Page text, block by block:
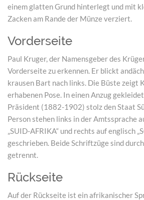
einem glatten Grund hinterlegt und mit
Zacken am Rande der Münze verziert.
Vorderseite
Paul Kruger, der Namensgeber des
Vorderseite zu erkennen. Er blickt
krausen Bart nach links. Die Büste zeigt
erhabenen Pose. In einen Anzug
Präsident (1882-1902) stolz den Staat
Person stehen links in der Amtssprache
„SUID-AFRIKA“ und rechts auf englisch
geschrieben. Beide Schriftzüge sind
getrennt.
Rückseite
Auf der Rückseite ist ein afrikanischer